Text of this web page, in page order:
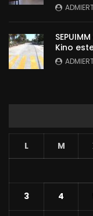
Kino
L M
3 4